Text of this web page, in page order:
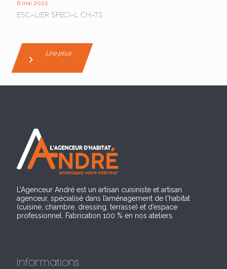
6 mai 2022
ESCALIER SPECIAL CHATS
Lire plus
L’Agenceur André est un artisan cuisiniste et artisan
agenceur, spécialisé dans l’aménagement de l'habitat
(cuisine, chambre, dressing, terrasse) et d’espace
professionnel. Fabrication 100 % en nos ateliers.
Informations